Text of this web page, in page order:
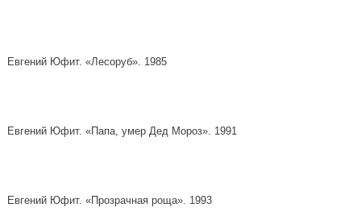
Евгений Юфит. «Лесоруб». 1985
Евгений Юфит. «Папа, умер Дед Мороз». 1991
Евгений Юфит. «Прозрачная роща». 1993